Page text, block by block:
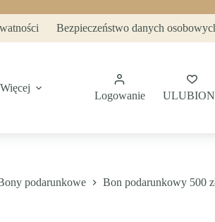
Bezpieczeństwo danych
Więcej
Logowanie
podarunkowe Bon podarunkowy 500